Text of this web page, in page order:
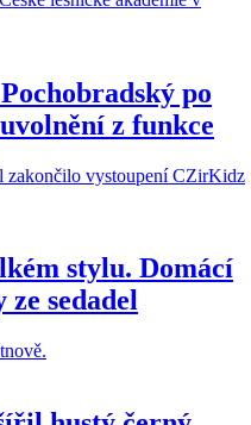
po
z funkce
stylu. Domácí
sedadel